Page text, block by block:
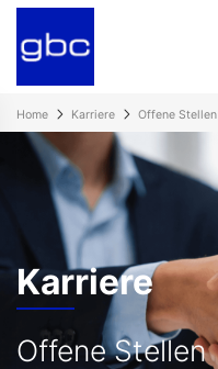
Home Karriere Offene Stellen
Karriere
Offene Stellen